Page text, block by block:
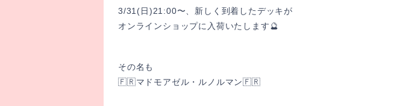
3/31(日)21:00〜、新しく到着したデッキが
オンラインショップに入荷いたします🔮
その名も
🇫🇷マドモアゼル・ルノルマン🇫🇷